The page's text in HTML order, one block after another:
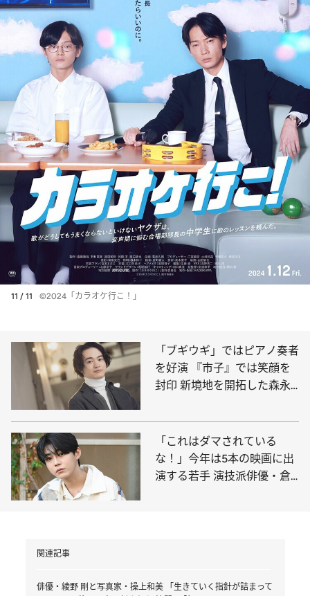
11 / 11 ©2024「カラオケ行こ！」
「ブギウギ」ではピアノ奏者
を好演 『市子』では笑顔を
封印 新境地を開拓した森永
「これはダマされている
な！」今年は5本の映画に出
演する若手 演技派俳優・倉
関連記事
俳優・綾野 剛と写真家・操上和美 「生きていく指針が詰まって